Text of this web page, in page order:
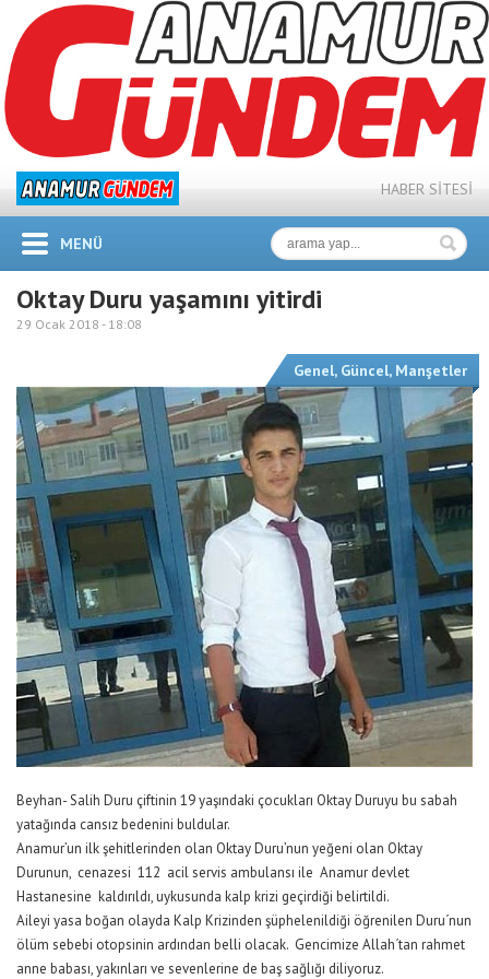
HABER SİTESİ
MENÜ
Oktay Duru yaşamını yitirdi
29 Ocak 2018 - 18:08
Genel, Güncel, Manşetler
Beyhan- Salih Duru çiftinin 19 yaşındaki çocukları Oktay Duruyu bu sabah
yatağında cansız bedenini buldular.
Anamur’un ilk şehitlerinden olan Oktay Duru’nun yeğeni olan Oktay
Durunun, cenazesi 112 acil servis ambulansı ile Anamur devlet
Hastanesine kaldırıldı, uykusunda kalp krizi geçirdiği belirtildi.
Aileyi yasa boğan olayda Kalp Krizinden şüphelenildiği öğrenilen Duru´nun
ölüm sebebi otopsinin ardından belli olacak. Gencimize Allah´tan rahmet
anne babası, yakınları ve sevenlerine de baş sağlığı diliyoruz.